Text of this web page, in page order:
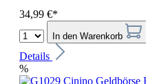
34,99 €*
In den Warenkorb
Details
%